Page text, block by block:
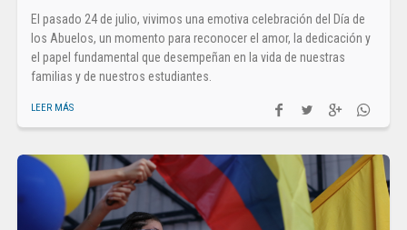
El pasado 24 de julio, vivimos una emotiva celebración del Día de
los Abuelos, un momento para reconocer el amor, la dedicación y
el papel fundamental que desempeñan en la vida de nuestras
familias y de nuestros estudiantes.
LEER MÁS